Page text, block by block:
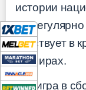
истории
он
участвует в
турнирах.
Его игра в